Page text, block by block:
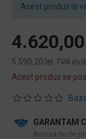
Acest produs iti
5.590,20 lei TVA
Acest produs se
GARANTAM
​Bucura-te de